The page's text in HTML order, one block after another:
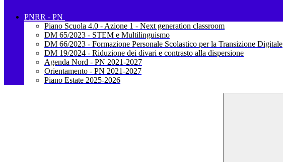
PNRR - PN
Piano Scuola 4.0 - Azione 1 - Next generation classroom
DM 65/2023 - STEM e Multilinguismo
DM 66/2023 - Formazione Personale Scolastico per la Transizione Digitale
DM 19/2024 - Riduzione dei divari e contrasto alla dispersione
Agenda Nord - PN 2021-2027
Orientamento - PN 2021-2027
Piano Estate 2025-2026